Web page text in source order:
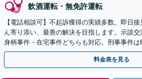
飲酒運転・無免許運転
【電話相談可】不起訴獲得の実績多数。即日
ん寄り添い、最善の解決を目指します。示談交
身柄事件・在宅事件どちらも対応。刑事事件
ご相談ください【夜間・休日対応】
料金表を見る